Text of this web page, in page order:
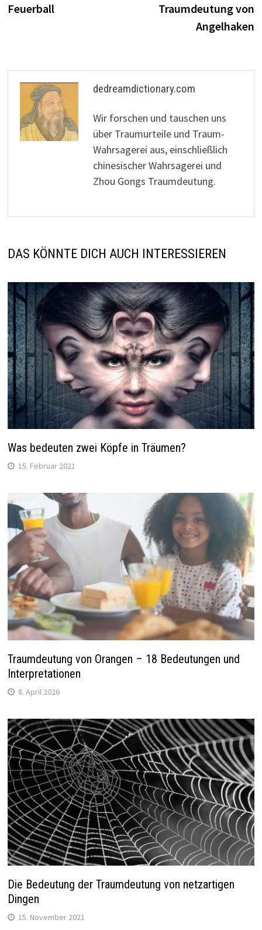
Feuerball
Traumdeutung von
Angelhaken
dedreamdictionary.com
Wir forschen und tauschen uns
über Traumurteile und Traum-
Wahrsagerei aus, einschließlich
chinesischer Wahrsagerei und
Zhou Gongs Traumdeutung.
DAS KÖNNTE DICH AUCH INTERESSIEREN
Was bedeuten zwei Köpfe in Träumen?
15. Februar 2021
Traumdeutung von Orangen – 18 Bedeutungen und
Interpretationen
8. April 2026
Die Bedeutung der Traumdeutung von netzartigen
Dingen
15. November 2021